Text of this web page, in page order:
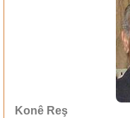
Konê Reş